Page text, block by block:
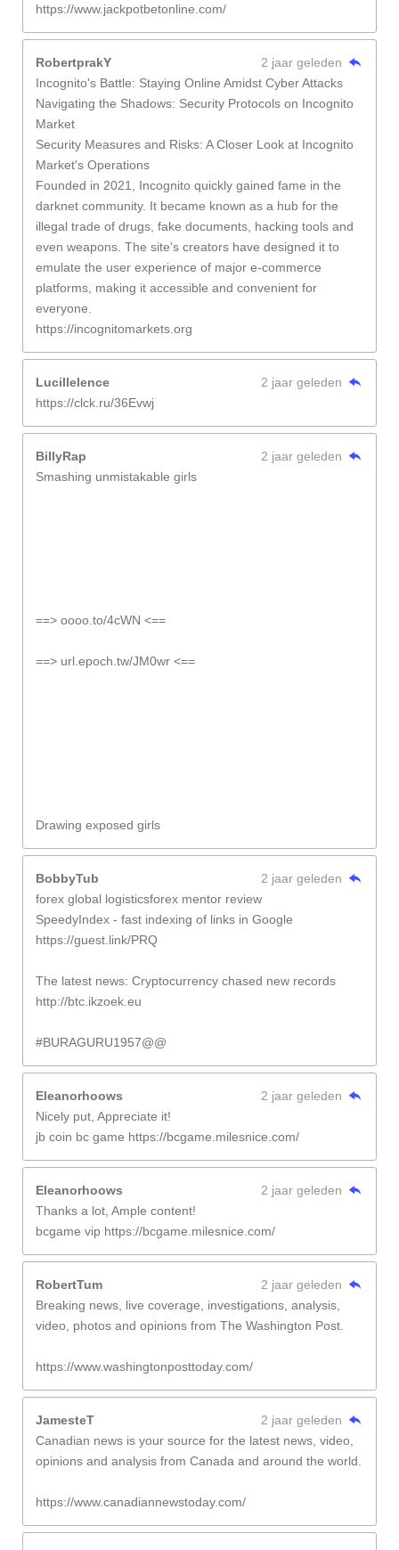
https://www.jackpotbetonline.com/
RobertprakY
2 jaar geleden
Incognito's Battle: Staying Online Amidst Cyber Attacks
Navigating the Shadows: Security Protocols on Incognito
Market
Security Measures and Risks: A Closer Look at Incognito
Market's Operations
Founded in 2021, Incognito quickly gained fame in the
darknet community. It became known as a hub for the
illegal trade of drugs, fake documents, hacking tools and
even weapons. The site's creators have designed it to
emulate the user experience of major e-commerce
platforms, making it accessible and convenient for
everyone.
https://incognitomarkets.org
Lucillelence
2 jaar geleden
https://clck.ru/36Evwj
BillyRap
2 jaar geleden
Smashing unmistakable girls
==> oooo.to/4cWN <==
==> url.epoch.tw/JM0wr <==
Drawing exposed girls
BobbyTub
2 jaar geleden
forex global logisticsforex mentor review
SpeedyIndex - fast indexing of links in Google
https://guest.link/PRQ
The latest news: Cryptocurrency chased new records
http://btc.ikzoek.eu
#BURAGURU1957@@
Eleanorhoows
2 jaar geleden
Nicely put, Appreciate it!
jb coin bc game https://bcgame.milesnice.com/
Eleanorhoows
2 jaar geleden
Thanks a lot, Ample content!
bcgame vip https://bcgame.milesnice.com/
RobertTum
2 jaar geleden
Breaking news, live coverage, investigations, analysis,
video, photos and opinions from The Washington Post.
https://www.washingtonposttoday.com/
JamesteT
2 jaar geleden
Canadian news is your source for the latest news, video,
opinions and analysis from Canada and around the world.
https://www.canadiannewstoday.com/